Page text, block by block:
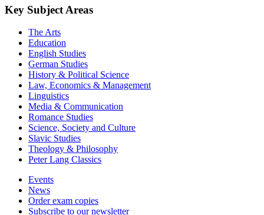
Key Subject Areas
The Arts
Education
English Studies
German Studies
History & Political Science
Law, Economics & Management
Linguistics
Media & Communication
Romance Studies
Science, Society and Culture
Slavic Studies
Theology & Philosophy
Peter Lang Classics
Events
News
Order exam copies
Subscribe to our newsletter